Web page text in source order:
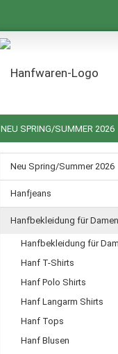
NEU SPRING/SUMMER 2026
HANF NACHTWÄSCHE FÜR
Neu Spring/Summer 2026
Hanfjeans
Hanfbekleidung für Damen
Hanfbekleidung für
Hanf T-Shirts
Hanf Polo Shirts
Hanf Langarm Shirts
Hanf Tops
Hanf Blusen